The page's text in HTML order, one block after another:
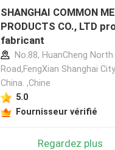
SHANGHAI COMMON
PRODUCTS CO., LTD
fabricant
No.88, HuanCheng North
Road,FengXian Shanghai
China. ,Chine
5.0
Fournisseur vérifié
Regardez plus